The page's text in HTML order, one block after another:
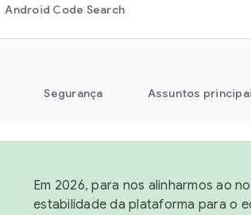
Android Code Search
Segurança Assuntos
Em 2026, para nos alinharmos ao
estabilidade da plataforma para o